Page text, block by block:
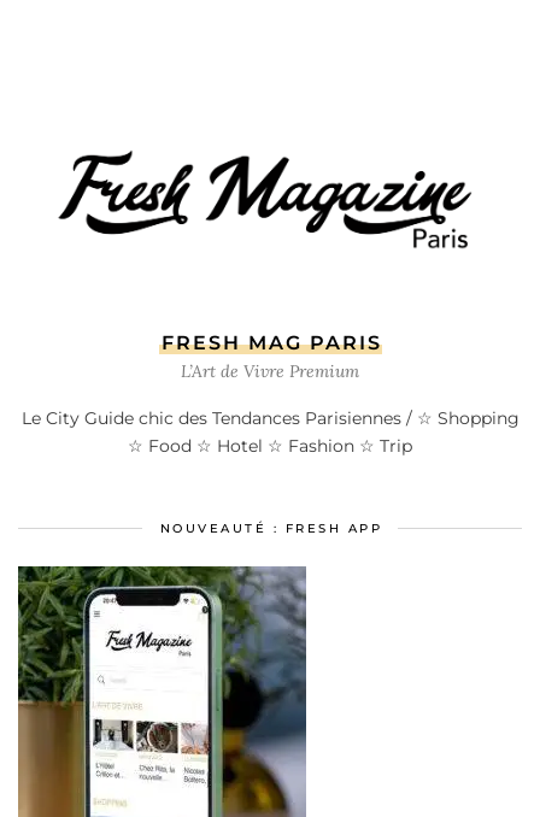
FRESH MAG PARIS
L’Art de Vivre Premium
Le City Guide chic des Tendances Parisiennes / ☆ Shopping
☆ Food ☆ Hotel ☆ Fashion ☆ Trip
NOUVEAUTÉ : FRESH APP